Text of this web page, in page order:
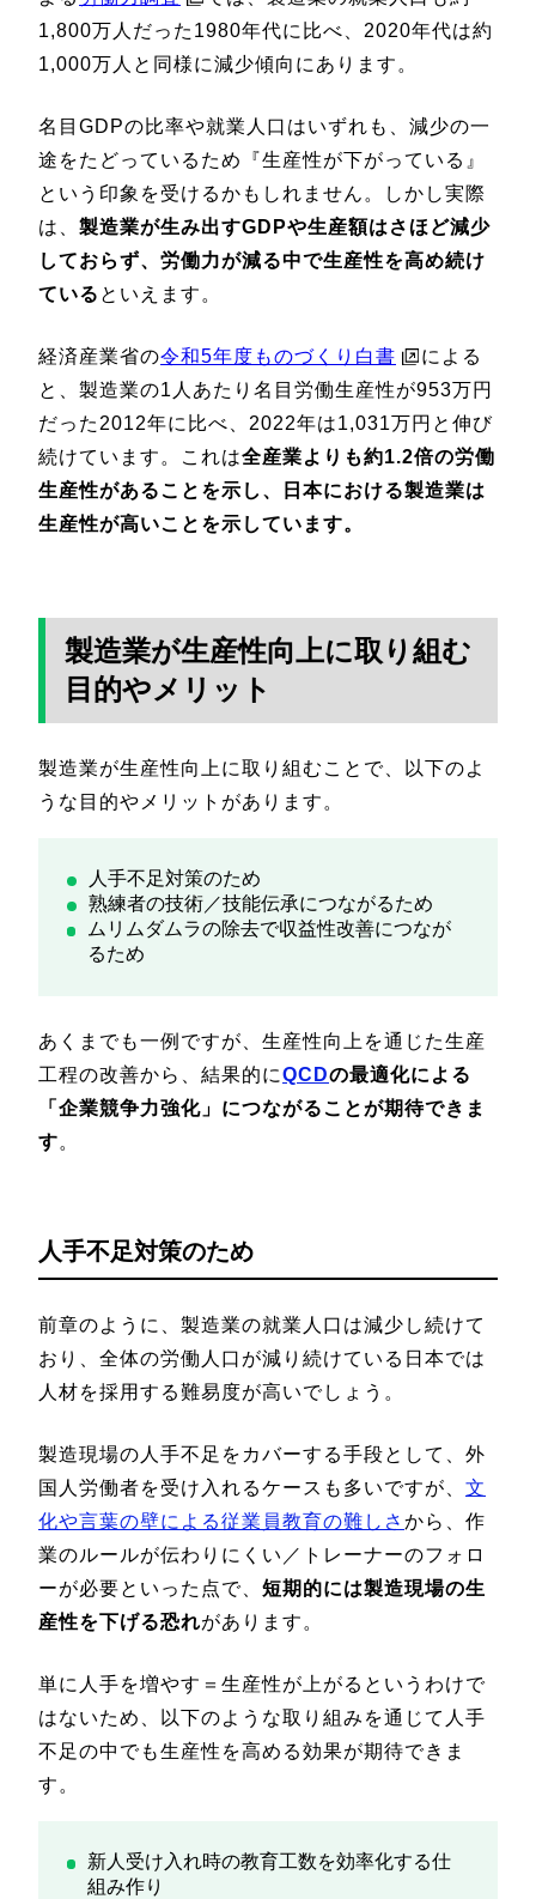
1,800万人だった1980年代に比べ、2020年代は約
1,000万人と同様に減少傾向にあります。
名目GDPの比率や就業人口はいずれも、減少の一
途をたどっているため『生産性が下がっている』
という印象を受けるかもしれません。しかし実際
は、 製造業が生み出すGDPや生産額はさほど減少
しておらず、労働力が減る中で生産性を高め続け
ている といえます。
経済産業省の令和5年度ものづくり白書
による
と、製造業の1人あたり名目労働生産性が953万円
だった2012年に比べ、2022年は1,031万円と伸び
続けています。これは全産業よりも約1.2倍の労働
生産性があることを示し、日本における製造業は
生産性が高いことを示しています。
製造業が生産性向上に取り組む
目的やメリット
製造業が生産性向上に取り組むことで、以下のよ
うな目的やメリットがあります。
人手不足対策のため
熟練者の技術／技能伝承につながるため
ムリムダムラの除去で収益性改善につなが
るため
あくまでも一例ですが、生産性向上を通じた生産
工程の改善から、結果的にQCDの最適化による
「企業競争力強化」につながることが期待できま
す。
人手不足対策のため
前章のように、製造業の就業人口は減少し続けて
おり、全体の労働人口が減り続けている日本では
人材を採用する難易度が高いでしょう。
製造現場の人手不足をカバーする手段として、外
国人労働者を受け入れるケースも多いですが、 文
化や言葉の壁による従業員教育の難しさ から、作
業のルールが伝わりにくい／トレーナーのフォロ
ーが必要といった点で、 短期的には製造現場の生
産性を下げる恐れがあります。
単に人手を増やす＝生産性が上がるというわけで
はないため、以下のような取り組みを通じて人手
不足の中でも生産性を高める効果が期待できま
す。
新人受け入れ時の教育工数を効率化する仕
組み作り